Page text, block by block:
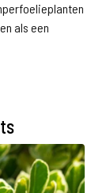
als een